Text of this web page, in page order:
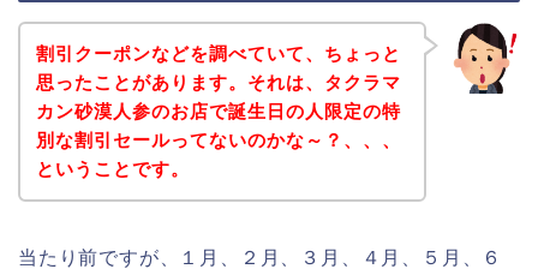
割引クーポンなどを調べていて、ちょっと
思ったことがあります。それは、タクラマ
カン砂漠人参のお店で誕生日の人限定の特
別な割引セールってないのかな～？、、、
ということです。
当たり前ですが、１月、２月、３月、４月、５月、６